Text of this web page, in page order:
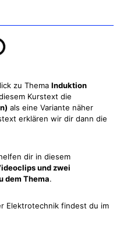
zu Thema Induktion
Kurstext die
als eine Variante näher
erklären wir dir dann die
dir in diesem
und zwei
dem Thema.
Elektrotechnik findest du im